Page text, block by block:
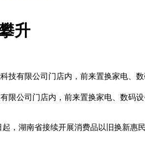
升
有限公司门店内，前来置换家电、
公司门店内，前来置换家电、数码
，湖南省接续开展消费品以旧换新惠